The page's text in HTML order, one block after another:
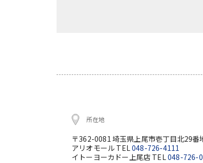
所在地
〒362-0081 埼玉県上尾市壱丁目北29番
アリオモール TEL048-726-4111
イトーヨーカドー上尾店 TEL048-726-